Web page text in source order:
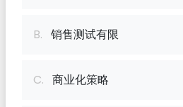
B. 销售测试有限
C. 商业化策略